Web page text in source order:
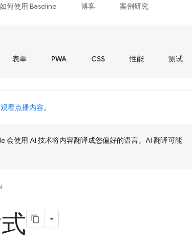
如何使用 Baseline 博客 案例研究
表单 PWA CSS 性能 测试
观看点播内容。
会使用 AI 技术将内容翻译成您偏好的语言。AI 翻译可能